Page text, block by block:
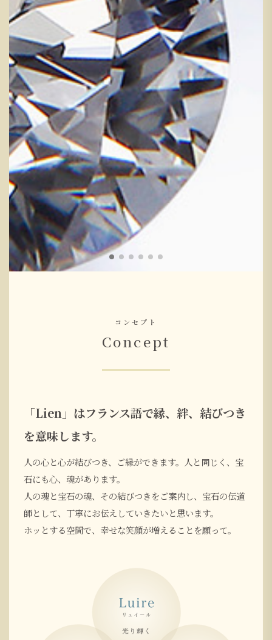
コンセプト
Concept
「Lien」はフランス語で縁、絆、結びつき
を意味します。
人の心と心が結びつき、ご縁ができます。人と同じく、宝
石にも心、魂があります。
人の魂と宝石の魂、その結びつきをご案内し、宝石の伝道
師として、丁寧にお伝えしていきたいと思います。
ホッとする空間で、幸せな笑顔が増えることを願って。